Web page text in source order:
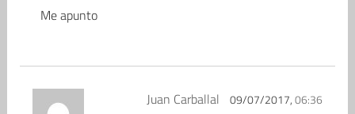
Me apunto
Juan Carballal 09/07/2017,06:36